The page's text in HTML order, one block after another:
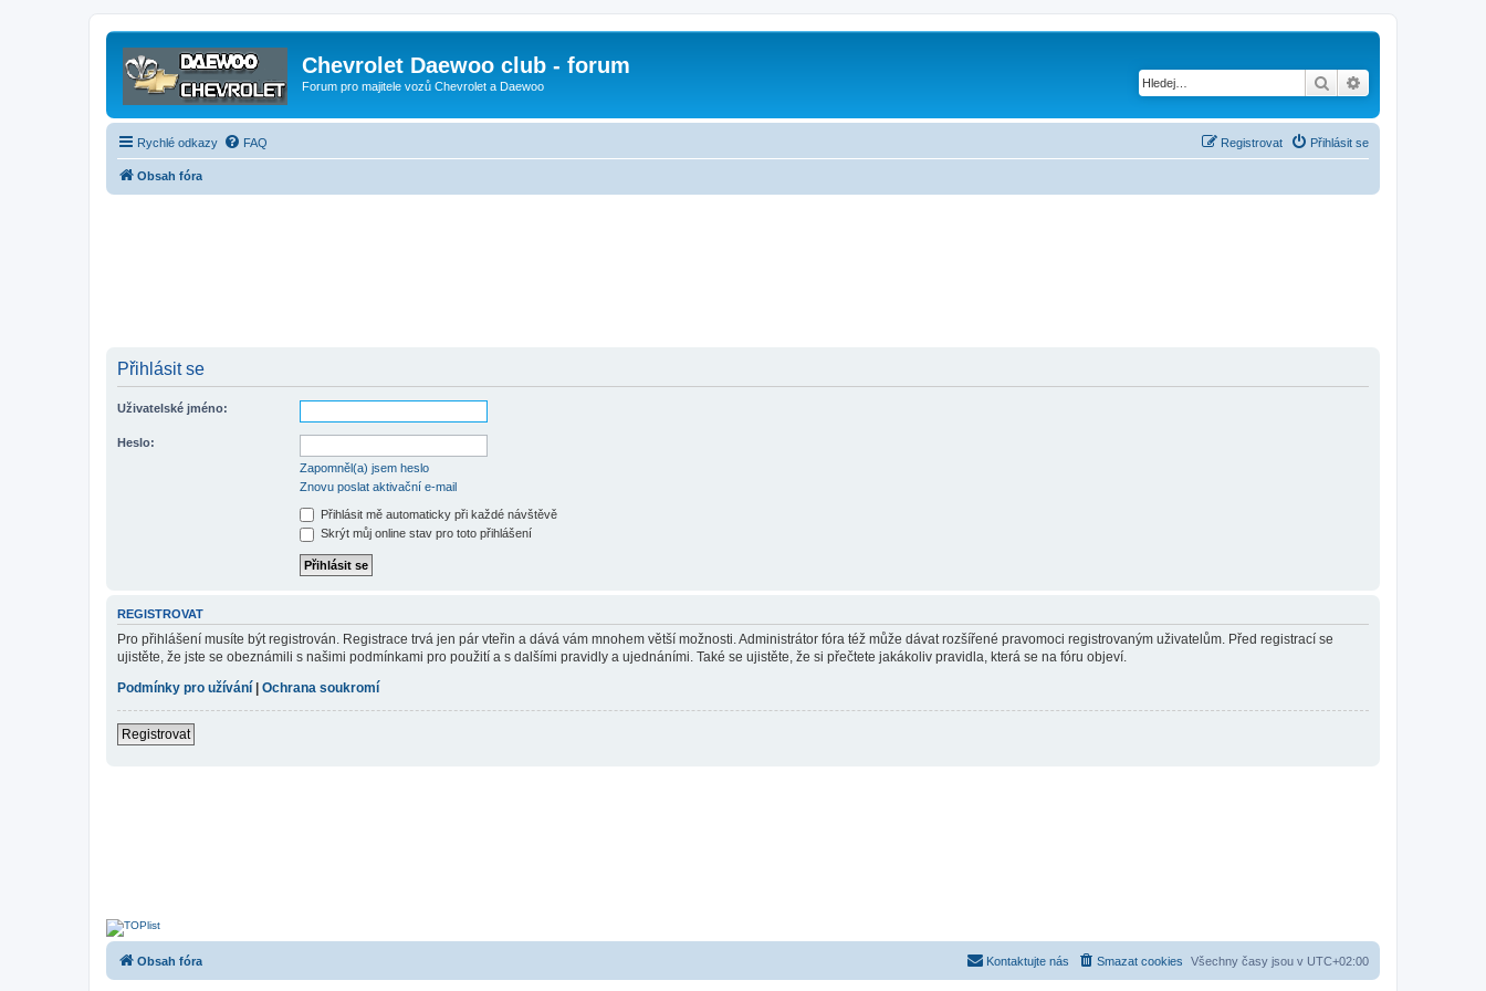
Chevrolet Daewoo club - forum
Forum pro majitele vozů Chevrolet a Daewoo Hledat
Rychlé odkazy FAQ Přihlásit se
Registrovat
Obsah fóra
Přihlásit se
Uživatelské jméno:
Heslo:
Zapomněl(a) jsem heslo
Znovu poslat aktivační e-mail
Přihlásit mě automaticky při každé návštěvě
Skrýt můj online stav pro toto přihlášení
REGISTROVAT
Pro přihlášení musíte být registrován. Registrace trvá jen pár vteřin a dává vám mnohem větší možnosti. Administrátor fóra též může dávat rozšířené pravomoci registrovaným uživatelům. Před registrací se
ujistěte, že jste se obeznámili s našimi podmínkami pro použití a s dalšími pravidly a ujednáními. Také se ujistěte, že si přečtete jakákoliv pravidla, která se na fóru objeví.
Podmínky pro užívání
Ochrana soukromí
Registrovat
Obsah fóra Všechny časy jsou v UTC+02:00
Smazat cookies
Kontaktujte nás